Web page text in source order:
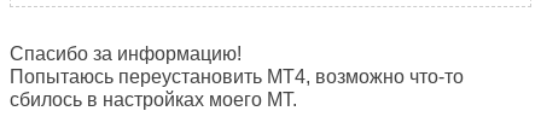
Спасибо за информацию!
Попытаюсь переустановить МТ4, возможно что-то
сбилось в настройках моего МТ.